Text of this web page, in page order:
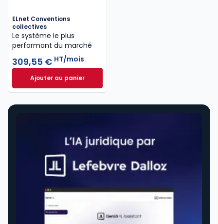
ELnet Conventions
collectives
Le système le plus
performant du marché
309,55 € HT/mois
Ajouter au panierELnet Conventions collectives à 309,55 €